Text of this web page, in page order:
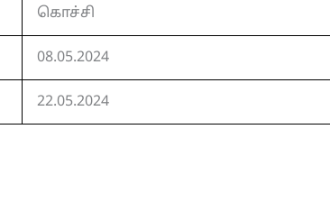
கொச்சி
08.05.2024
22.05.2024